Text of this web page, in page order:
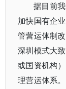
据目前
加快国有企
管营运体制
深圳模式大
或国资机构
理营运体系